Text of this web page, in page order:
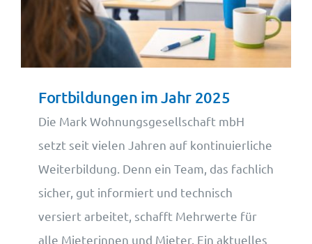
Fortbildungen im Jahr 2025
Die Mark Wohnungsgesellschaft mbH
setzt seit vielen Jahren auf kontinuierliche
Weiterbildung. Denn ein Team, das fachlich
sicher, gut informiert und technisch
versiert arbeitet, schafft Mehrwerte für
alle Mieterinnen und Mieter. Ein aktuelles